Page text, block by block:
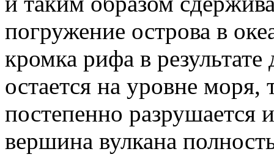
погружение острова в
кромка рифа в
остается на уровне моря,
постепенно разрушается
вершина вулкана